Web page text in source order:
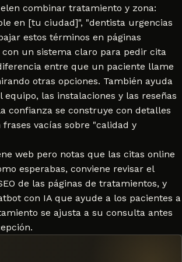
combinar tratamiento y zona:
en [tu ciudad]", "dentista urgencias
estos términos en páginas
un sistema claro para pedir cita
entre que un paciente llame
otras opciones. También ayuda
las instalaciones y las reseñas
confianza se construye con detalles
vacías sobre "calidad y
web pero notas que las citas online
esperabas, conviene revisar el
de las páginas de tratamientos, y
con IA que ayude a los pacientes a
se ajusta a su consulta antes